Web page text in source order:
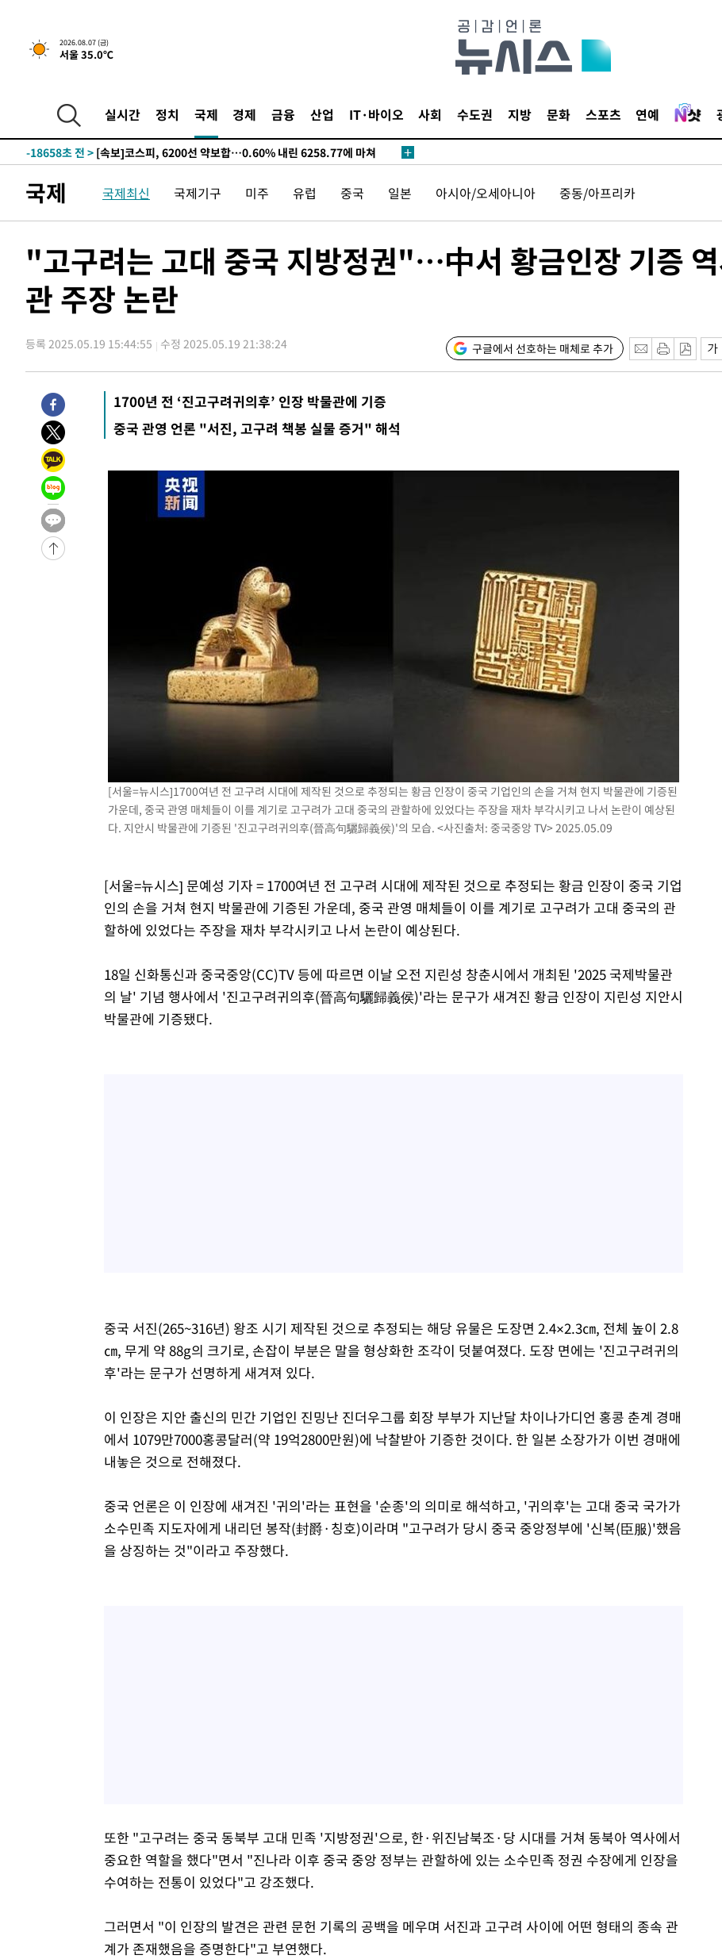
2026.08.07 (금)
서울 35.0℃
실시간 정치 국제 경제 금융 산업 IT·바이오 사회 수도권 지방 문화 스포츠 연예
갈 수도
-24556초 전 >낮 최고 37도 찜통더위…곳곳 소나기·강원 많은 비[내일날씨]
-22862초 전 >SK하이닉스, 용인·청주 팹에 54조 투자…"AI 메모리 수요 선제 대
-18971초 전 >
외국인 심판 성 접대 7경기 들여다보니…한국 축구 '5승 2무'
-18705초 전 >
-18658초 전 > [속보]코스피, 6200선 약보합…0.60% 내린 6258.77에 마쳐
-18527초 전 >
[속보] 노원서 40.1도 관측…서울, 2018년 이후 첫 40도
-15617초 전 >[속보]종합특검, '계엄 수용공간 확보' 신용해 前교정본부장 기소
-14461초 전 >11시간 압수수색에 성접대 파문까지…'쑥대밭' 된 축구협회
-13483초 전 >[속보]규제합리화위원회 부위원장에 김태유 서울대 공대 교수…이
병태 후임
-9841초 전 > [속보]국힘 윤리위, '돌려차기 발언' 진종오·서범수 징계 절차 개시
-2326초 전 >[속보]'채상병 순직 책임' 임성근, 항소심도 징역 3년
-2192초 전 >[속보]종합특검, '관저이전 봐주기 감사' 유병호 구속기소
20분 전 >
민주 콩고 에볼라환자 4천명 돌파, 4053명 발생 1850명 사망
-26678초 전 >
"낮 기온 소폭 하락"…수도권 폭염중대경보, 폭염경보로 하향
-26642초 전 >
[속보]이 대통령, '호우피해' 안동·의성 관할 4개 면 특별재난지역
선포
-26605초 전 >
갈 수도
-24576초 전 >
낮 최고 37도 찜통더위…곳곳 소나기·강원 많은 비[내일날씨]
-22882초 전 >
SK하이닉스, 용인·청주 팹에 54조 투자…"AI 메모리 수요 선제 대
응"
-19738초 전 >
-18991초 전 >
[속보]코스닥, 2.86포인트(0.36%) 내린 798.81마감
[속보]코스피, 6200선 약보합…0.60% 내린 6258.77에 마쳐
[속보]원·달러 환율, 7.7원 내린 1416.1원 마감
[속보] 노원서 40.1도 관측…서울, 2018년 이후 첫 40도
[속보]종합특검, '계엄 수용공간 확보' 신용해 前교정본부장 기소
외신들도 주목한 韓축구 파문…"국민적 공분에 수사 재개"
11시간 압수수색에 성접대 파문까지…'쑥대밭' 된 축구협회
[속보]규제합리화위원회 부위원장에 김태유 서울대 공대 교수…이
[속보]'채상병 순직 책임' 임성근, 항소심도 징역 3년
[속보]종합특검, '관저이전 봐주기 감사' 유병호 구속기소
국제 국제최신 국제기구 미주 유럽 중국 일본 아시아/오세아니아 중동/아프리카
"고구려는 고대 중국 지방정권"…中서 황금인장 기증
관 주장 논란
등록 2025.05.19 15:44:55 수정 2025.05.19 21:38:24 구글에서 선호하는 매체로 추가
1700년 전 ‘진고구려귀의후’ 인장 박물관에 기증
중국 관영 언론 "서진, 고구려 책봉 실물 증거" 해석
[서울=뉴시스]1700여년 전 고구려 시대에 제작된 것으로 추정되는 황금 인장이 중국 기업인의 손을 거쳐 현지 박물관에 기증된
가운데, 중국 관영 매체들이 이를 계기로 고구려가 고대 중국의 관할하에 있었다는 주장을 재차 부각시키고 나서 논란이 예상된
다. 지안시 박물관에 기증된 '진고구려귀의후(晉高句驪歸義侯)'의 모습. <사진출처: 중국중앙 TV> 2025.05.09
[서울=뉴시스] 문예성 기자 = 1700여년 전 고구려 시대에 제작된 것으로 추정되는 황금 인장이 중국 기업
인의 손을 거쳐 현지 박물관에 기증된 가운데, 중국 관영 매체들이 이를 계기로 고구려가 고대 중국의 관
할하에 있었다는 주장을 재차 부각시키고 나서 논란이 예상된다.
18일 신화통신과 중국중앙(CC)TV 등에 따르면 이날 오전 지린성 창춘시에서 개최된 '2025 국제박물관
의 날' 기념 행사에서 '진고구려귀의후(晉高句驪歸義侯)'라는 문구가 새겨진 황금 인장이 지린성 지안시
박물관에 기증됐다.
중국 서진(265~316년) 왕조 시기 제작된 것으로 추정되는 해당 유물은 도장면 2.4×2.3㎝, 전체 높이 2.8
㎝, 무게 약 88g의 크기로, 손잡이 부분은 말을 형상화한 조각이 덧붙여졌다. 도장 면에는 '진고구려귀의
후'라는 문구가 선명하게 새겨져 있다.
이 인장은 지안 출신의 민간 기업인 진밍난 진더우그룹 회장 부부가 지난달 차이나가디언 홍콩 춘계 경매
에서 1079만7000홍콩달러(약 19억2800만원)에 낙찰받아 기증한 것이다. 한 일본 소장가가 이번 경매에
내놓은 것으로 전해졌다.
중국 언론은 이 인장에 새겨진 '귀의'라는 표현을 '순종'의 의미로 해석하고, '귀의후'는 고대 중국 국가가
소수민족 지도자에게 내리던 봉작(封爵·칭호)이라며 "고구려가 당시 중국 중앙정부에 '신복(臣服)'했음
을 상징하는 것"이라고 주장했다.
또한 "고구려는 중국 동북부 고대 민족 '지방정권'으로, 한·위진남북조·당 시대를 거쳐 동북아 역사에서
중요한 역할을 했다"면서 "진나라 이후 중국 중앙 정부는 관할하에 있는 소수민족 정권 수장에게 인장을
수여하는 전통이 있었다"고 강조했다.
그러면서 "이 인장의 발견은 관련 문헌 기록의 공백을 메우며 서진과 고구려 사이에 어떤 형태의 종속 관
계가 존재했음을 증명한다"고 부연했다.